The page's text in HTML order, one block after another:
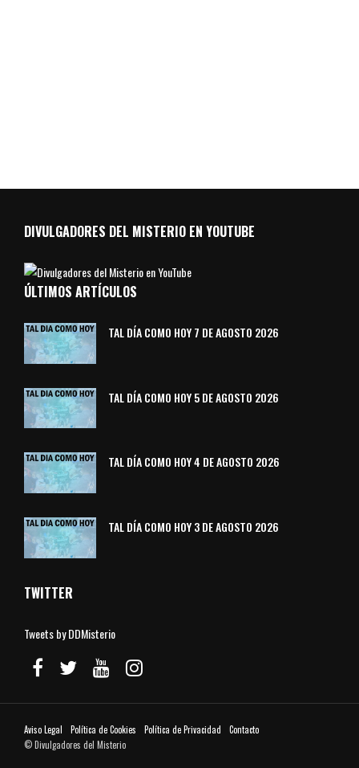
DIVULGADORES DEL MISTERIO EN YOUTUBE
ÚLTIMOS ARTÍCULOS
TAL DÍA COMO HOY 7 DE AGOSTO 2026
TAL DÍA COMO HOY 5 DE AGOSTO 2026
TAL DÍA COMO HOY 4 DE AGOSTO 2026
TAL DÍA COMO HOY 3 DE AGOSTO 2026
TWITTER
Tweets by DDMisterio
Aviso Legal Política de Cookies Política de Privacidad
Contacto
© Divulgadores del Misterio